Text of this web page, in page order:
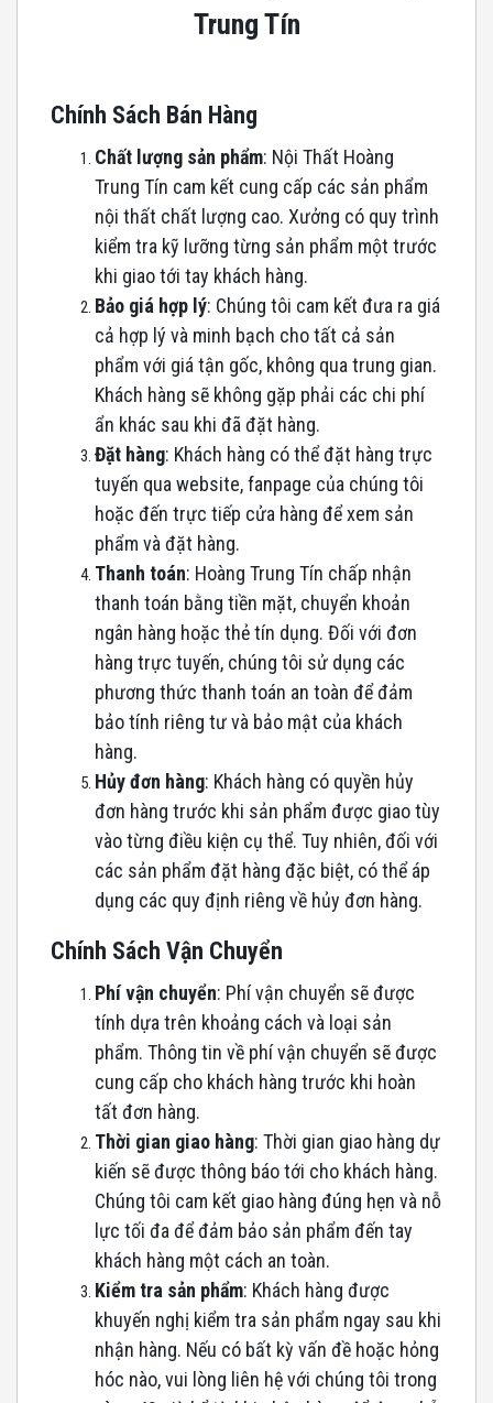
Trung Tín
Chính Sách Bán Hàng
Chất lượng sản phẩm: Nội Thất Hoàng
Trung Tín cam kết cung cấp các sản phẩm
nội thất chất lượng cao. Xưởng có quy trình
kiểm tra kỹ lưỡng từng sản phẩm một trước
khi giao tới tay khách hàng.
Bảo giá hợp lý: Chúng tôi cam kết đưa ra giá
cả hợp lý và minh bạch cho tất cả sản
phẩm với giá tận gốc, không qua trung gian.
Khách hàng sẽ không gặp phải các chi phí
ẩn khác sau khi đã đặt hàng.
Đặt hàng: Khách hàng có thể đặt hàng trực
tuyến qua website, fanpage của chúng tôi
hoặc đến trực tiếp cửa hàng để xem sản
phẩm và đặt hàng.
Thanh toán: Hoàng Trung Tín chấp nhận
thanh toán bằng tiền mặt, chuyển khoản
ngân hàng hoặc thẻ tín dụng. Đối với đơn
hàng trực tuyến, chúng tôi sử dụng các
phương thức thanh toán an toàn để đảm
bảo tính riêng tư và bảo mật của khách
hàng.
Hủy đơn hàng: Khách hàng có quyền hủy
đơn hàng trước khi sản phẩm được giao tùy
vào từng điều kiện cụ thể. Tuy nhiên, đối với
các sản phẩm đặt hàng đặc biệt, có thể áp
dụng các quy định riêng về hủy đơn hàng.
Chính Sách Vận Chuyển
Phí vận chuyển: Phí vận chuyển sẽ được
tính dựa trên khoảng cách và loại sản
phẩm. Thông tin về phí vận chuyển sẽ được
cung cấp cho khách hàng trước khi hoàn
tất đơn hàng.
Thời gian giao hàng: Thời gian giao hàng dự
kiến sẽ được thông báo tới cho khách hàng.
Chúng tôi cam kết giao hàng đúng hẹn và nỗ
lực tối đa để đảm bảo sản phẩm đến tay
khách hàng một cách an toàn.
Kiểm tra sản phẩm: Khách hàng được
khuyến nghị kiểm tra sản phẩm ngay sau khi
nhận hàng. Nếu có bất kỳ vấn đề hoặc hỏng
hóc nào, vui lòng liên hệ với chúng tôi trong